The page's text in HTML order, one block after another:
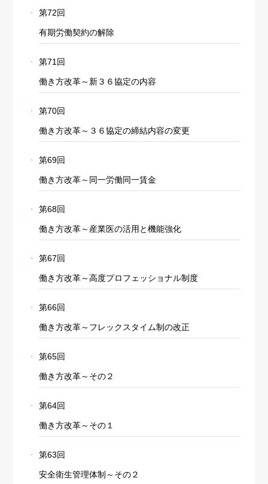
第72回
有期労働契約の解除
第71回
働き方改革～新３６協定の内容
第70回
働き方改革～３６協定の締結内容の変更
第69回
働き方改革～同一労働同一賃金
第68回
働き方改革～産業医の活用と機能強化
第67回
働き方改革～高度プロフェッショナル制度
第66回
働き方改革～フレックスタイム制の改正
第65回
働き方改革～その２
第64回
働き方改革～その１
第63回
安全衛生管理体制～その２